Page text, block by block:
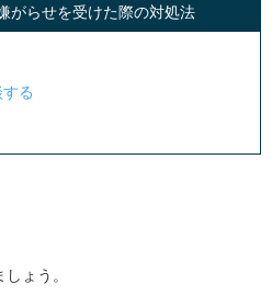
がらせを受けた際の対処法
る
ょう。